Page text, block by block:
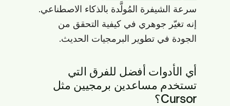
سرعة الشيفرة المُولَّدة بالذكاء الاصطناعي.
إنه تغيّر جوهري في كيفية التحقق من
الجودة في تطوير البرمجيات الحديث.
أي الأدوات أفضل للفرق التي
تستخدم مساعدين برمجيين مثل
Cursor؟